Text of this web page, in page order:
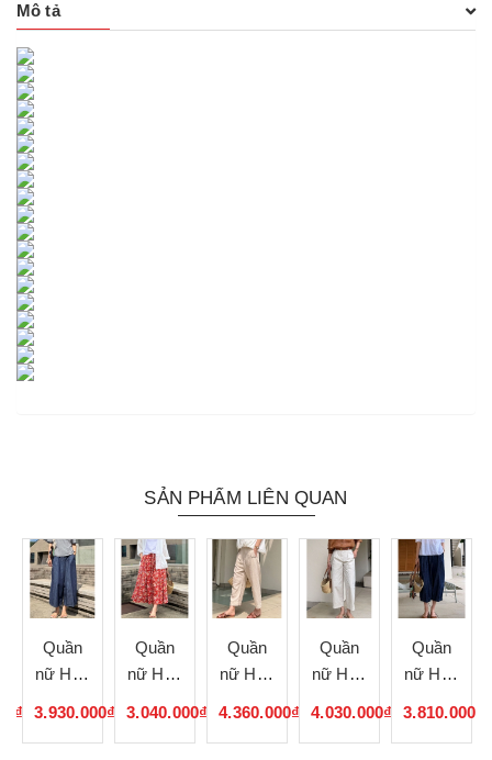
Mô tả
SẢN PHẨM LIÊN QUAN
Quần
nữ Hàn
3.930.000₫
Quần
nữ Hàn
3.040.000₫
Quần
nữ Hàn
4.360.000₫
Quần
nữ Hàn
4.030.000₫
Quần
nữ Hàn
3.810.000₫